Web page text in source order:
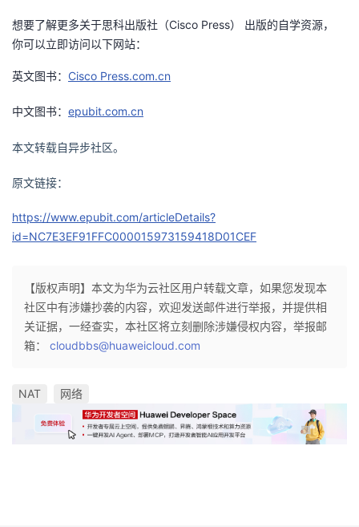
想要了解更多关于思科出版社（Cisco Press） 出版的自学资源，
你可以立即访问以下网站：
英文图书： Cisco Press.com.cn
中文图书： epubit.com.cn
本文转载自异步社区。
原文链接：
https://www.epubit.com/articleDetails?
id=NC7E3EF91FFC000015973159418D01CEF
【版权声明】本文为华为云社区用户转载文章，如果您发现本
社区中有涉嫌抄袭的内容，欢迎发送邮件进行举报，并提供相
关证据，一经查实，本社区将立刻删除涉嫌侵权内容，举报邮
箱： cloudbbs@huaweicloud.com
NAT 网络